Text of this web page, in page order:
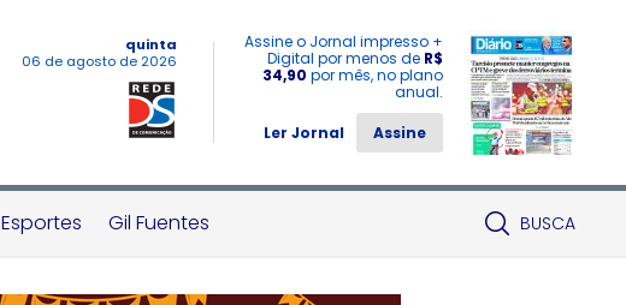
quinta
06 de agosto de 2026
Assine o Jornal impresso +
Digital por menos de R$
34,90 por mês, no plano
anual.
Ler Jornal
Assine
Esportes Gil Fuentes BUSCA